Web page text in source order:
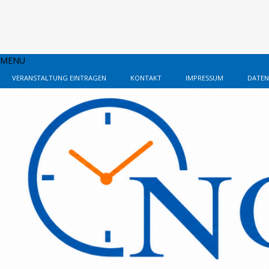
MENU
VERANSTALTUNG EINTRAGEN KONTAKT IMPRESSUM